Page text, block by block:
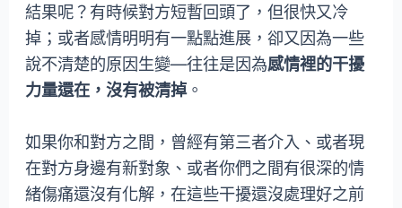
結果呢？有時候對方短暫回頭了，但很快又冷
掉；或者感情明明有一點點進展，卻又因為一些
說不清楚的原因生變—往往是因為感情裡的干擾
力量還在，沒有被清掉。
如果你和對方之間，曾經有第三者介入、或者現
在對方身邊有新對象、或者你們之間有很深的情
緒傷痛還沒有化解，在這些干擾還沒處理好之前